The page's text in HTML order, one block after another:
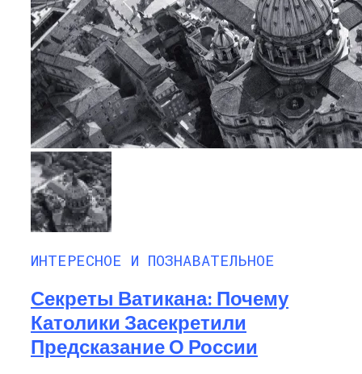
ИНТЕРЕСНОЕ И ПОЗНАВАТЕЛЬНОЕ
Секреты Ватикана: Почему
Католики Засекретили
Предсказание О России